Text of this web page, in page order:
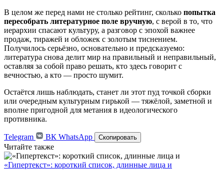
В целом же перед нами не столько рейтинг, сколько попытка
пересобрать литературное поле вручную, с верой в то, что
иерархии спасают культуру, а разговор с эпохой важнее
продаж, тиражей и обложек с золотым тиснением.
Получилось серьёзно, основательно и предсказуемо:
литература снова делит мир на правильный и неправильный,
оставляя за собой право решать, кто здесь говорит с
вечностью, а кто — просто шумит.
Остаётся лишь наблюдать, станет ли этот пуд точкой сборки
или очередным культурным гирькой — тяжёлой, заметной и
вполне пригодной для метания в идеологического
противника.
Telegram ВК WhatsApp Скопировать
Читайте также
«Гипертекст»: короткий список, длинные лица и